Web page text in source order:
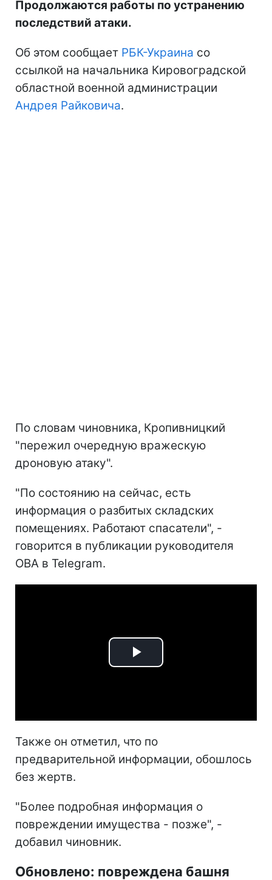
Продолжаются работы по устранению
последствий атаки.
Об этом сообщает РБК-Украина со
ссылкой на начальника Кировоградской
областной военной администрации
Андрея Райковича.
По словам чиновника, Кропивницкий
"пережил очередную вражескую
дроновую атаку".
"По состоянию на сейчас, есть
информация о разбитых складских
помещениях. Работают спасатели", -
говорится в публикации руководителя
ОВА в Telegram.
Play
Также он отметил, что по
предварительной информации, обошлось
без жертв.
"Более подробная информация о
повреждении имущества - позже", -
добавил чиновник.
Обновлено: повреждена башня